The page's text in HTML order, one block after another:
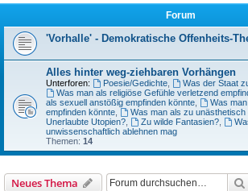
Forum
'Vorhalle' - Demokratische Offenheits-
Alles hinter weg-ziehbaren Vorhängen
Unterforen: Poesie/Gedichte, Was der Staat
Was man als religiöse Gefühle verletzend
als sexuell anstößig empfinden könnte
Was
empfinden könnte
Was man als zu unästhetisch
Unerlaubte Utopien?
Zu wilde Fantasien?,
unwissenschaftlich ablehnen mag
Themen: 14
Neues Thema